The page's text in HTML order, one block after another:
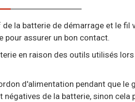
la batterie de démarrage et le fil
pour assurer un bon contact.
en raison des outils utilisés
d'alimentation pendant que le
de la batterie, sinon cela